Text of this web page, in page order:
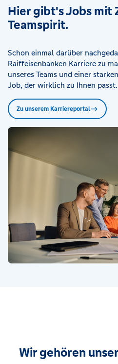
Hier gibt's Jobs mit
Teamspirit.
Schon einmal darüber
Raiffeisenbanken Karriere zu
unseres Teams und einer
Job, der wirklich zu Ihnen passt.
Zu unserem Karriereportal
Wir gehören